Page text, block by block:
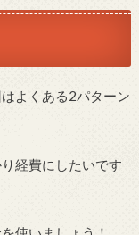
よくある2パターン
経費にしたいです